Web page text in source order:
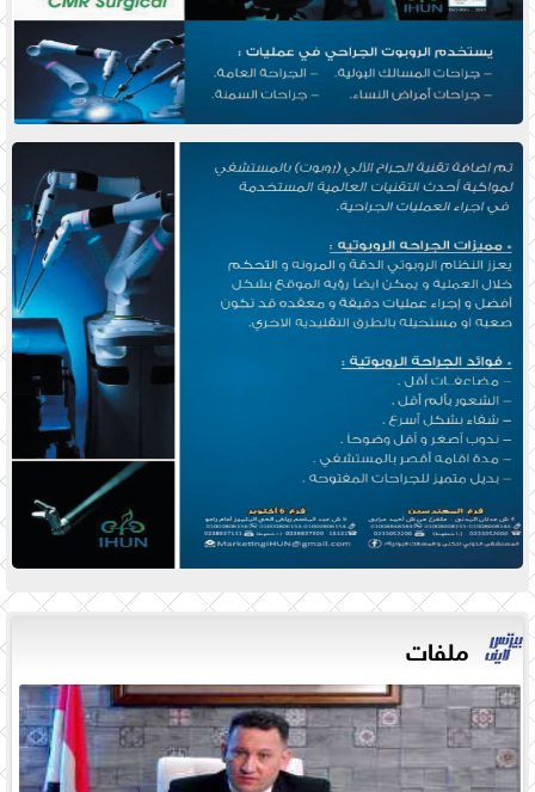
ملفات